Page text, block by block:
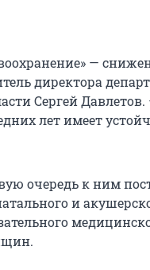
—
директора
Сергей
лет имеет
очередь к ним
и